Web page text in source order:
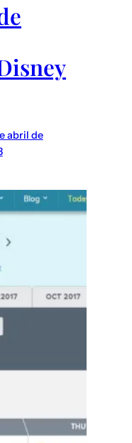
abril de